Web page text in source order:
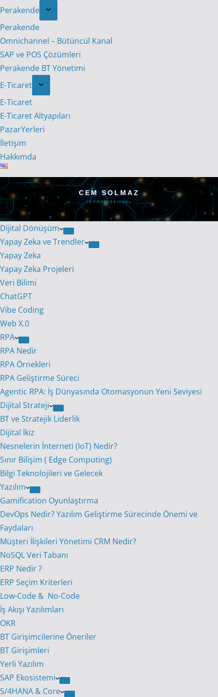
Perakende
Perakende
Omnichannel – Bütüncül Kanal
SAP ve POS Çözümleri
Perakende BT Yönetimi
E-Ticaret
E-Ticaret
E-Ticaret Altyapıları
PazarYerleri
İletişim
Hakkımda
CEM SOLMAZ
IT PROFESSIONAL
Dijital Dönüşüm
Yapay Zeka ve Trendler
Yapay Zeka
Yapay Zeka Projeleri
Veri Bilimi
ChatGPT
Vibe Coding
Web X.0
RPA
RPA Nedir
RPA Örnekleri
RPA Geliştirme Süreci
Agentic RPA: İş Dünyasında Otomasyonun Yeni Seviyesi
Dijital Strateji
BT ve Stratejik Liderlik
Dijital İkiz
Nesnelerin İnterneti (IoT) Nedir?
Sınır Bilişim ( Edge Computing)
Bilgi Teknolojileri ve Gelecek
Yazılım
Gamification Oyunlaştırma
DevOps Nedir? Yazılım Geliştirme Sürecinde Önemi ve
Faydaları
Müşteri İlişkileri Yönetimi CRM Nedir?
NoSQL Veri Tabanı
ERP Nedir ?
ERP Seçim Kriterleri
Low-Code & No-Code
İş Akışı Yazılımları
OKR
BT Girişimcilerine Öneriler
BT Girişimleri
Yerli Yazılım
SAP Ekosistemi
S/4HANA & Core